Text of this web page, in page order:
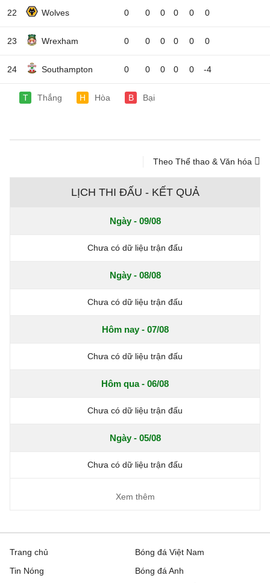
22 Wolves 0 0 0 0 0 0
23 Wrexham 0 0 0 0 0 0
24 Southampton 0 0 0 0 0 -4
T Thắng H Hòa B Bại
Theo Thể thao & Văn hóa
LỊCH THI ĐẤU - KẾT QUẢ
Ngày - 09/08
Chưa có dữ liệu trận đấu
Ngày - 08/08
Chưa có dữ liệu trận đấu
Hôm nay - 07/08
Chưa có dữ liệu trận đấu
Hôm qua - 06/08
Chưa có dữ liệu trận đấu
Ngày - 05/08
Chưa có dữ liệu trận đấu
Xem thêm
Trang chủ
Tin Nóng
Bóng đá Việt Nam
Bóng đá Anh